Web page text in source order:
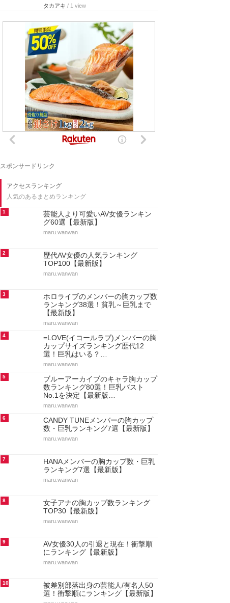
タカアキ / 1 view
スポンサードリンク
アクセスランキング
人気のあるまとめランキング
1
芸能人より可愛いAV女優ランキン
グ60選【最新版】
maru.wanwan
2
歴代AV女優の人気ランキング
TOP100【最新版】
maru.wanwan
3
ホロライブのメンバーの胸カップ数
ランキング38選！貧乳～巨乳まで
【最新版】
maru.wanwan
4
=LOVE(イコールラブ)メンバーの胸
カップサイズランキング歴代12
選！巨乳はいる？…
maru.wanwan
5
ブルーアーカイブのキャラ胸カップ
数ランキング80選！巨乳バスト
No.1を決定【最新版…
maru.wanwan
6
CANDY TUNEメンバーの胸カップ
数・巨乳ランキング7選【最新版】
maru.wanwan
7
HANAメンバーの胸カップ数・巨乳
ランキング7選【最新版】
maru.wanwan
8
女子アナの胸カップ数ランキング
TOP30【最新版】
maru.wanwan
9
AV女優30人の引退と現在！衝撃順
にランキング【最新版】
maru.wanwan
10
被差別部落出身の芸能人/有名人50
選！衝撃順にランキング【最新版】